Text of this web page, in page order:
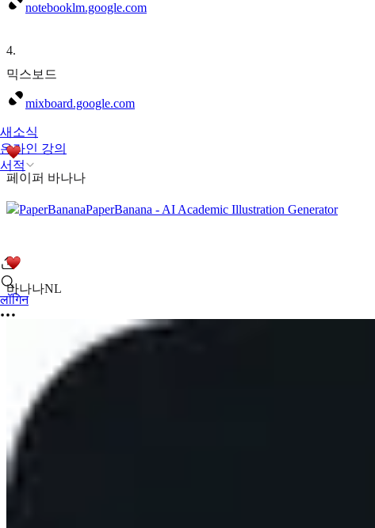
새소식
온라인 강의
서적
लॉगिन
notebooklm.google.com
4.
믹스보드
mixboard.google.com
페이퍼 바나나
PaperBananaPaperBanana - AI Academic Illustration Generator
바나나NL